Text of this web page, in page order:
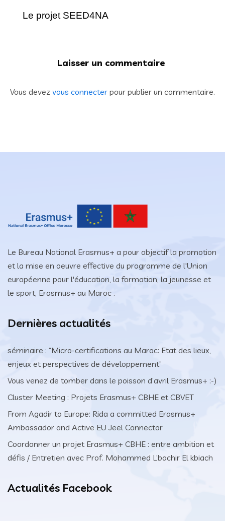
Le projet SEED4NA
Laisser un commentaire
Vous devez vous connecter pour publier un commentaire.
Le Bureau National Erasmus+ a pour objectif la promotion
et la mise en oeuvre effective du programme de l'Union
européenne pour l'éducation, la formation, la jeunesse et
le sport, Erasmus+ au Maroc .
Dernières actualités
séminaire : “Micro-certifications au Maroc: Etat des lieux,
enjeux et perspectives de développement”
Vous venez de tomber dans le poisson d’avril Erasmus+ :-)
Cluster Meeting : Projets Erasmus+ CBHE et CBVET
From Agadir to Europe: Rida a committed Erasmus+
Ambassador and Active EU Jeel Connector
Coordonner un projet Erasmus+ CBHE : entre ambition et
défis / Entretien avec Prof. Mohammed L’bachir El kbiach
Actualités Facebook